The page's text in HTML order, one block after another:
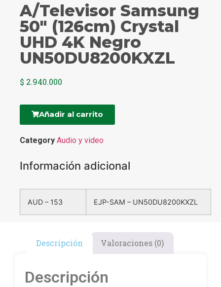
A/Televisor Samsung
50″ (126cm) Crystal
UHD 4K Negro
UN50DU8200KXZL
$ 2.940.000
Añadir al carrito
Category Audio y video
Información adicional
AUD – 153 EJP-SAM – UN50DU8200KXZL
Descripción Valoraciones (0)
Descripción